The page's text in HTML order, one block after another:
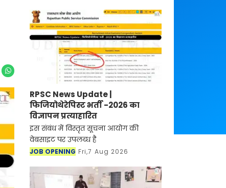
RPSC News Update |
फिजियोथेरेपिस्ट भर्ती -2026 का
विज्ञापन प्रत्याहारित
इस संबंध में विस्तृत सूचना आयोग की
वेबसाइट पर उपलब्ध है
JOB OPENING Fri,7 Aug 2026